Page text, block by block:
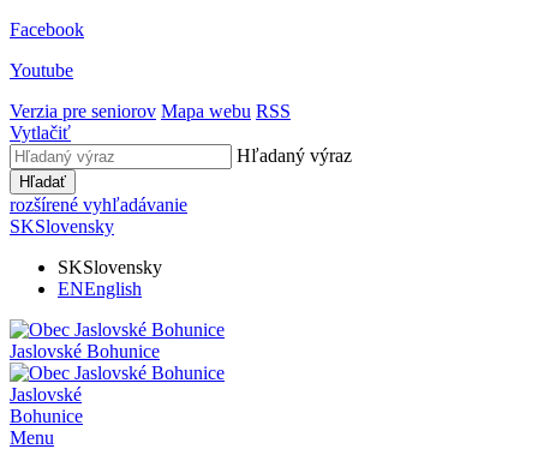
Facebook
Youtube
Verzia pre seniorov Mapa webu RSS
Vytlačiť
Hľadaný výraz
Hľadať
rozšírené vyhľadávanie
SKSlovensky
SKSlovensky
ENEnglish
Jaslovské Bohunice
Jaslovské
Bohunice
Menu